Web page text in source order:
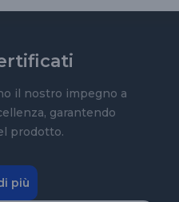
il nostro impegno a
garantendo
prodotto.
più